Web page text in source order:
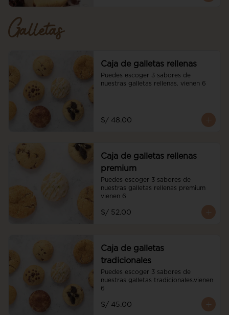
Galletas
Caja de galletas rellenas
Puedes escoger 3 sabores de
nuestras galletas rellenas. vienen 6
S/ 48.00
Caja de galletas rellenas
premium
Puedes escoger 3 sabores de
nuestras galletas rellenas premium
vienen 6
S/ 52.00
Caja de galletas
tradicionales
Puedes escoger 3 sabores de
nuestras galletas tradicionales.vienen
6
S/ 45.00